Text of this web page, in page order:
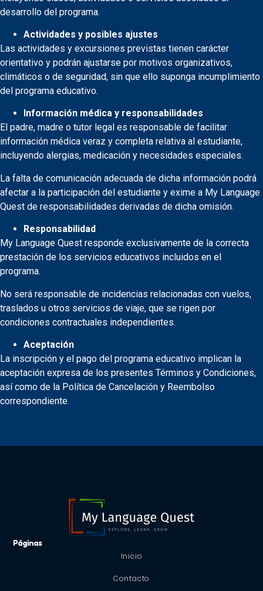
desarrollo del programa.
Actividades y posibles ajustes
Las actividades y excursiones previstas tienen carácter
orientativo y podrán ajustarse por motivos organizativos,
climáticos o de seguridad, sin que ello suponga incumplimiento
del programa educativo.
Información médica y responsabilidades
El padre, madre o tutor legal es responsable de facilitar
información médica veraz y completa relativa al estudiante,
incluyendo alergias, medicación y necesidades especiales.
La falta de comunicación adecuada de dicha información podrá
afectar a la participación del estudiante y exime a My Language
Quest de responsabilidades derivadas de dicha omisión.
Responsabilidad
My Language Quest responde exclusivamente de la correcta
prestación de los servicios educativos incluidos en el
programa.
No será responsable de incidencias relacionadas con vuelos,
traslados u otros servicios de viaje, que se rigen por
condiciones contractuales independientes.
Aceptación
La inscripción y el pago del programa educativo implican la
aceptación expresa de los presentes Términos y Condiciones,
así como de la Política de Cancelación y Reembolso
correspondiente.
Páginas
Inicio
Contacto